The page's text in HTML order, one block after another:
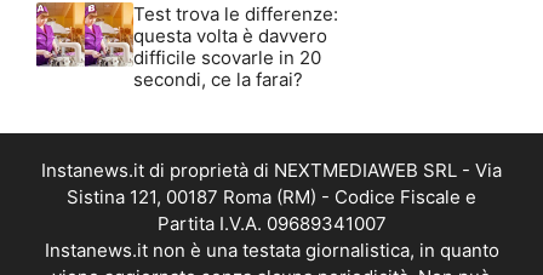
Test trova le differenze:
questa volta è davvero
difficile scovarle in 20
secondi, ce la farai?
Instanews.it di proprietà di NEXTMEDIAWEB SRL - Via
Sistina 121, 00187 Roma (RM) - Codice Fiscale e
Partita I.V.A. 09689341007
Instanews.it non è una testata giornalistica, in quanto